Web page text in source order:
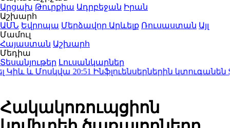
Արցախ Թուրքիա Ադրբեջան Իրան
Աշխարհ
ԱՄՆ Եվրոպա Մերձավոր Արևելք Ռուսաստան Այլ
Մամուլ
Հայաստան Աշխարհ
Մեդիա
Տեսանյութեր Լուսանկարներ
և Մոսկվա20:51Ինֆլուենսերներին կտուգանեն
Հակակոռուպցիոն